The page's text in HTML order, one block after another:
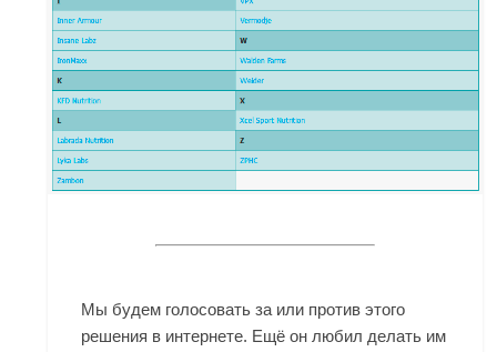
Мы будем голосовать за или против этого
решения в интернете. Ещё он любил делать им